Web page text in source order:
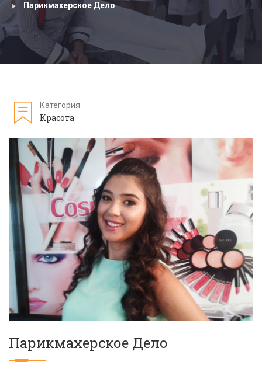
Парикмахерское Дело
Категория
Красота
Парикмахерское Дело